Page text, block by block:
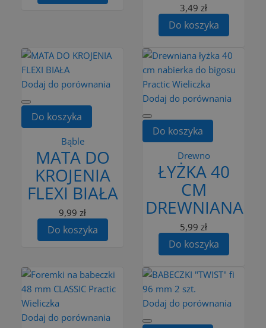
3,49 zł
Do koszyka
Dodaj do porównania
Do koszyka
Bąble
MATA DO
KROJENIA
FLEXI BIAŁA
9,99 zł
Do koszyka
Dodaj do porównania
Do koszyka
Drewno
ŁYŻKA 40
CM
DREWNIANA
5,99 zł
Do koszyka
Dodaj do porównania
Dodaj do porównania